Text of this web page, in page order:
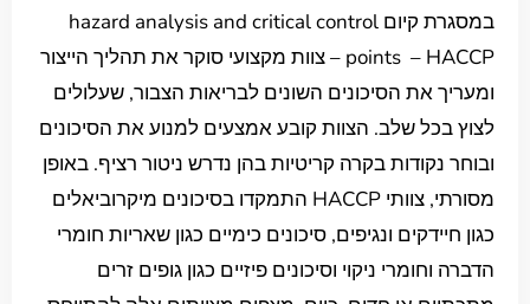
במסגרת קיום hazard analysis and critical control
points – HACCP – צוות מקצועי סוקר את תהליך הייצור
ומעריך את הסיכונים השונים לבריאות הצבור, שעלולים
לצוץ בכל שלב. הצוות קובע אמצעים למנוע את הסיכונים
ובוחר נקודות בקרה קריטיות בהן נדרש ניטור רציף. באופן
מסורתי, צוותי HACCP התמקדו בסיכונים מיקרוביאלים
כגון חיידקים ונגיפים, סיכונים כימיים כגון שאריות חומרי
הדברה וחומרי ניקוי וסיכונים פיזיים כגון גופים זרים